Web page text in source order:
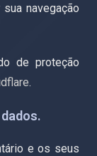
navegação
de proteção
.
e os seus